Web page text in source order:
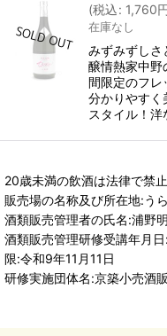
(税込: 1,760
在庫なし
みずみずしさ
醸情熱家中野
間限定のフレ
分かりやすく
スタイル！
20歳未満の飲酒は法律で禁
販売場の名称及び所在地:う
酒類販売管理者の氏名:浦野
酒類販売管理研修受講年月
限:令和9年11月11日
研修実施団体名:京築小売酒